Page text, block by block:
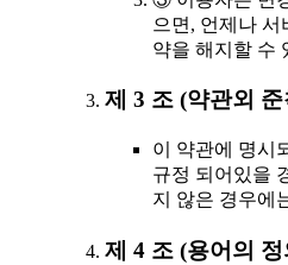
으면, 언제나 서
약을 해지할 수
제 3 조 (약관외 준
이 약관에 명시
규정 되어있을
지 않은 경우에
제 4 조 (용어의 정